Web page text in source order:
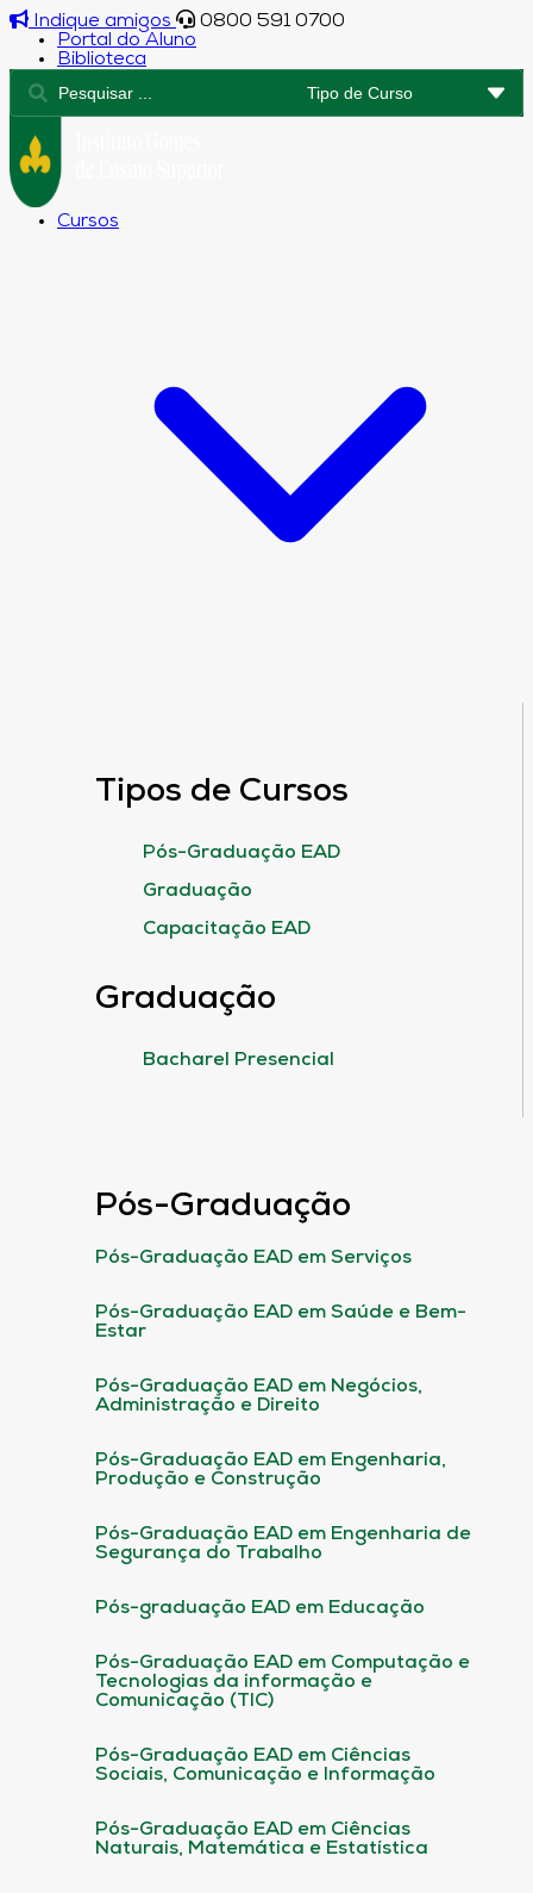
Indique amigos
0800 591 0700
Portal do Aluno
Biblioteca
Cursos
Tipos de Cursos
Pós-Graduação EAD
Graduação
Capacitação EAD
Graduação
Bacharel Presencial
Pós-Graduação
Pós-Graduação EAD em Serviços
Pós-Graduação EAD em Saúde e Bem-
Estar
Pós-Graduação EAD em Negócios,
Administração e Direito
Pós-Graduação EAD em Engenharia,
Produção e Construção
Pós-Graduação EAD em Engenharia de
Segurança do Trabalho
Pós-graduação EAD em Educação
Pós-Graduação EAD em Computação e
Tecnologias da informação e
Comunicação (TIC)
Pós-Graduação EAD em Ciências
Sociais, Comunicação e Informação
Pós-Graduação EAD em Ciências
Naturais, Matemática e Estatística